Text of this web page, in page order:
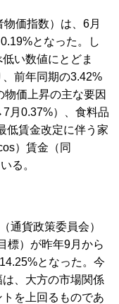
価指数）は、6月
となった。し
い数値にとどま
前年同期の3.42%
価上昇の主な要因
月0.37%）、食料品
賃金改定に伴う家
）賃金（同
る。
通貨政策委員会）
標）が昨年9月から
となった。今
、大方の市場関係
を上回るものであ